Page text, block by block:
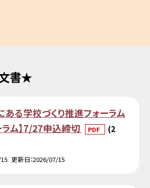
書★
ある学校づくり推進フォーラム
ラム】7/27申込締切
PDF
(2
更新日 2026/07/15